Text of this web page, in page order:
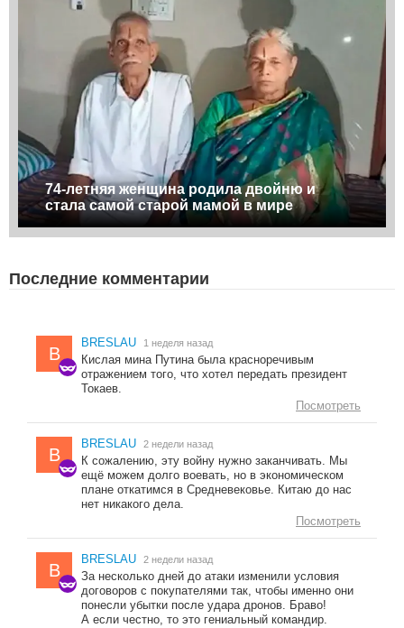
74-летняя женщина родила двойню и
стала самой старой мамой в мире
Последние комментарии
B
BRESLAU 1 неделя назад
Кислая мина Путина была красноречивым
отражением того, что хотел передать президент
Токаев.
Посмотреть
B
BRESLAU 2 недели назад
К сожалению, эту войну нужно заканчивать. Мы
ещё можем долго воевать, но в экономическом
плане откатимся в Средневековье. Китаю до нас
нет никакого дела.
Посмотреть
B
BRESLAU 2 недели назад
За несколько дней до атаки изменили условия
договоров с покупателями так, чтобы именно они
понесли убытки после удара дронов. Браво!
А если честно, то это гениальный командир.